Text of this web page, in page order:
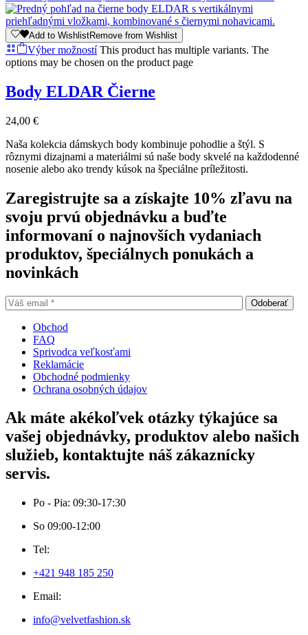
Add to WishlistRemove from Wishlist
Výber možností This product has multiple variants. The
options may be chosen on the product page
Body ELDAR Čierne
24,00 €
Naša kolekcia dámskych body kombinuje pohodlie a štýl. S
rôznymi dizajnami a materiálmi sú naše body skvelé na každodenné
nosenie alebo ako trendy kúsok na špeciálne príležitosti.
Zaregistrujte sa a získajte 10% zľavu na
svoju prvú objednávku a buďte
informovaní o najnovších vydaniach
produktov, špeciálnych ponukách a
novinkách
Obchod
FAQ
Sprivodca veľkosťami
Reklamácie
Obchodné podmienky
Ochrana osobných údajov
Ak máte akékoľvek otázky týkajúce sa
vašej objednávky, produktov alebo našich
služieb, kontaktujte náš zákaznícky
servis.
Po - Pia: 09:30-17:30
So 09:00-12:00
Tel:
+421 948 185 250
Email:
info@velvetfashion.sk